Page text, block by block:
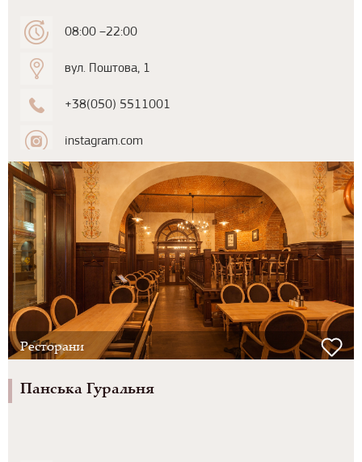
08:00 –22:00
вул. Поштова, 1
+38(050) 5511001
instagram.com
Ресторани
Панська Гуральня